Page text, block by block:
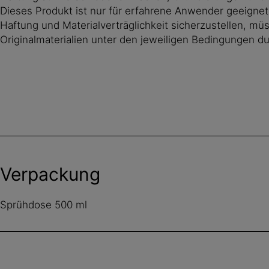
Dieses Produkt ist nur für erfahrene Anwender
Haftung und Materialverträglichkeit sicherzustellen,
Originalmaterialien unter den jeweiligen Bedingungen
Verpackung
Sprühdose 500 ml